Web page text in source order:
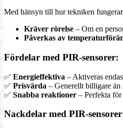
Med hänsyn till hur tekniken
Kräver rörelse – Om en
Påverkas av
Fördelar med PIR-sensorer:
✅ Energieffektiva – Aktiveras
✅ Prisvärda – Generellt billigare än
✅ Snabba reaktioner – Perfekta för
Nackdelar med PIR-